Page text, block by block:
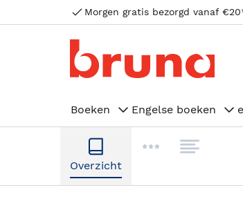
Morgen gratis bezorgd vanaf
Boeken Engelse boeken
Overzicht